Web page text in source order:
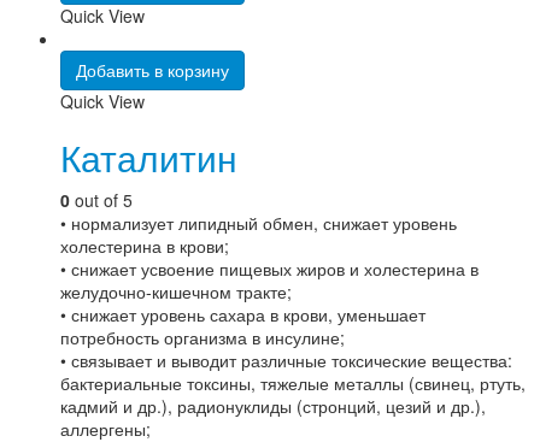
Quick View
Добавить в корзину
Quick View
Каталитин
0 out of 5
• нормализует липидный обмен, снижает уровень
холестерина в крови;
• снижает усвоение пищевых жиров и холестерина в
желудочно-кишечном тракте;
• снижает уровень сахара в крови, уменьшает
потребность организма в инсулине;
• связывает и выводит различные токсические вещества:
бактериальные токсины, тяжелые металлы (свинец, ртуть,
кадмий и др.), радионуклиды (стронций, цезий и др.),
аллергены;